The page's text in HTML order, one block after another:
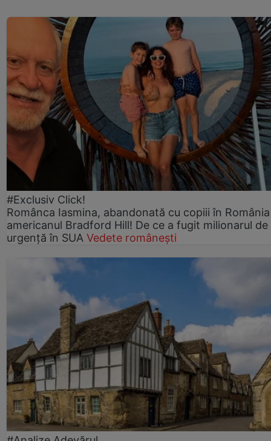
#Exclusiv Click!
Românca Iasmina, abandonată cu copiii în
americanul Bradford Hill! De ce a fugit milionarul de
urgență în SUA Vedete românești